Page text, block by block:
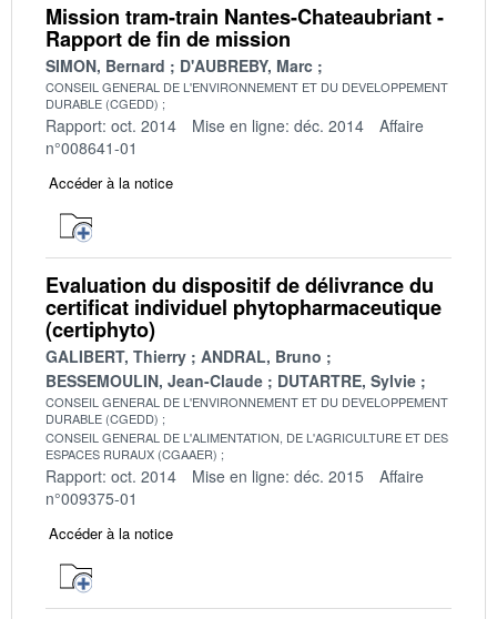
Mission tram-train Nantes-Chateaubriant -
Rapport de fin de mission
SIMON, Bernard D'AUBREBY, Marc
CONSEIL GENERAL DE L'ENVIRONNEMENT ET DU DEVELOPPEMENT
DURABLE (CGEDD)
Rapport: oct. 2014 Mise en ligne: déc. 2014
Affaire
n°008641-01
Accéder à la notice
Evaluation du dispositif de délivrance du
certificat individuel phytopharmaceutique
(certiphyto)
GALIBERT, Thierry
ANDRAL, Bruno
BESSEMOULIN, Jean-Claude
DUTARTRE, Sylvie
CONSEIL GENERAL DE L'ENVIRONNEMENT ET DU DEVELOPPEMENT
DURABLE (CGEDD)
CONSEIL GENERAL DE L'ALIMENTATION, DE L'AGRICULTURE ET DES
ESPACES RURAUX (CGAAER)
Rapport: oct. 2014 Mise en ligne: déc. 2015
Affaire
n°009375-01
Accéder à la notice